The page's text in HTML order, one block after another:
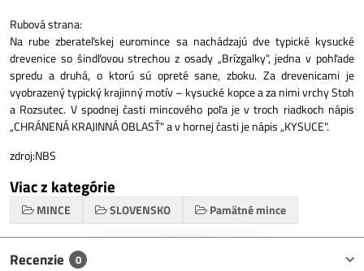
Rubová strana:
Na rube zberateľskej euromince sa nachádzajú dve typické kysucké
drevenice so šindľovou strechou z osady „Brízgalky", jedna v pohľade
spredu a druhá, o ktorú sú opreté sane, zboku. Za drevenicami je
vyobrazený typický krajinný motív – kysucké kopce a za nimi vrchy Stoh
a Rozsutec. V spodnej časti mincového poľa je v troch riadkoch nápis
„CHRÁNENÁ KRAJINNÁ OBLASŤ" a v hornej časti je nápis „KYSUCE".
zdroj:NBS
Viac z kategórie
MINCE SLOVENSKO Pamätné mince
Recenzie 0